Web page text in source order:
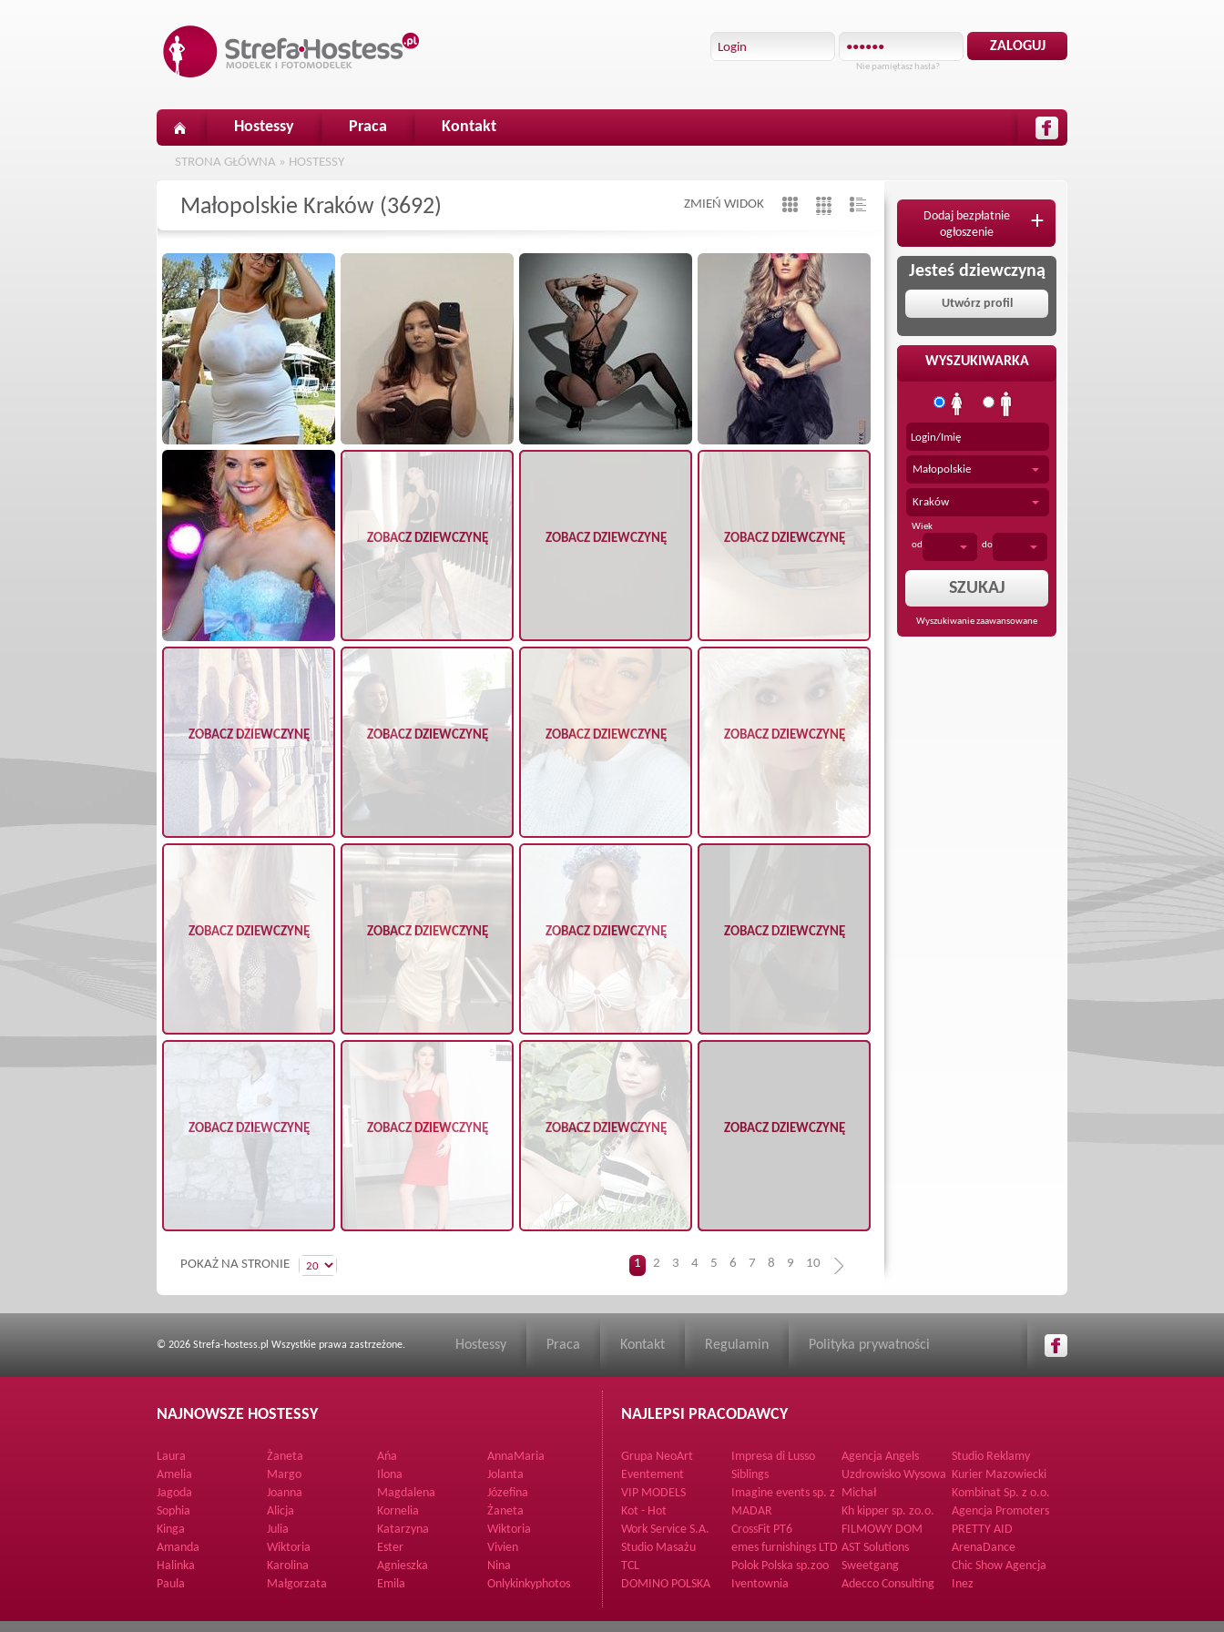
Nie pamiętasz hasła?
Hostessy Praca Kontakt
STRONA GŁÓWNA » HOSTESSY
Małopolskie Kraków (3692) ZMIEŃ WIDOK
ZOBACZ DZIEWCZYNĘ ZOBACZ DZIEWCZYNĘ ZOBACZ DZIEWCZYNĘ
ZOBACZ DZIEWCZYNĘ ZOBACZ DZIEWCZYNĘ ZOBACZ DZIEWCZYNĘ ZOBACZ DZIEWCZYNĘ
ZOBACZ DZIEWCZYNĘ ZOBACZ DZIEWCZYNĘ ZOBACZ DZIEWCZYNĘ ZOBACZ DZIEWCZYNĘ
ZOBACZ DZIEWCZYNĘ ZOBACZ DZIEWCZYNĘ ZOBACZ DZIEWCZYNĘ ZOBACZ DZIEWCZYNĘ
POKAŻ NA STRONIE 1 2 3 4 5 6 7 8 9 10
Dodaj bezpłatnie
ogłoszenie
+
Jesteś dziewczyną
Utwórz profil
WYSZUKIWARKA
Małopolskie
Kraków
Wiek
od
do
Wyszukiwanie zaawansowane
© 2026 Strefa-hostess.pl Wszystkie prawa zastrzeżone. Hostessy Praca Kontakt Regulamin Polityka prywatności
NAJNOWSZE HOSTESSY
Laura Żaneta Ańa
AnnaMaria
Amelia
Margo Ilona
Jolanta
Jagoda
Joanna Magdalena
Józefina
Sophia
Alicja Kornelia
Żaneta
Kinga
Julia Katarzyna
Wiktoria
Amanda
Wiktoria Ester
Vivien
Halinka
Karolina Agnieszka
Nina
Paula
Małgorzata Emila Onlykinkyphotos
NAJLEPSI PRACODAWCY
Grupa NeoArt
Impresa di Lusso
Supporto Sp. z o.o.
Agencja Angels
Studio Reklamy
Samatix
Eventement Siblings
Uzdrowisko Wysowa
S.A.
Kurier Mazowiecki
VIP MODELS
Imagine events sp. z
o.o.
Michał
Kombinat Sp. z o.o.
Sp.k.
Kot - Hot MADAR Kh kipper sp. zo.o.
Agencja Promoters
Work Service S.A.
CrossFit PT6
FILMOWY DOM
PRODUKCYJNY
PRETTY AID
Studio Masażu
emes furnishings LTD AST Solutions
ArenaDance
TCL
Polok Polska sp.zoo Sweetgang
Chic Show Agencja
hostess i modelek
DOMINO POLSKA
odpowiedzialnością
Iventownia
Adecco Consulting
Inez